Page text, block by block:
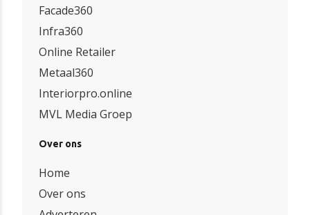
Facade360
Infra360
Online Retailer
Metaal360
Interiorpro.online
MVL Media Groep
Over ons
Home
Over ons